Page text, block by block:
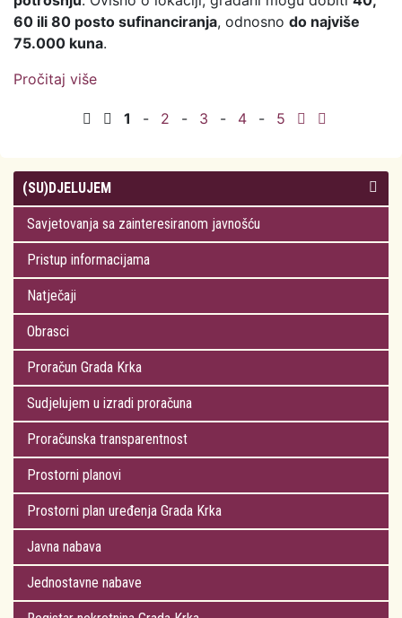
60 ili 80 posto sufinanciranja, odnosno do najviše
75.000 kuna.
Pročitaj više
1
- 2 - 3 - 4 - 5
(SU)DJELUJEM
Savjetovanja sa zainteresiranom javnošću
Pristup informacijama
Natječaji
Obrasci
Proračun Grada Krka
Sudjelujem u izradi proračuna
Proračunska transparentnost
Prostorni planovi
Prostorni plan uređenja Grada Krka
Javna nabava
Jednostavne nabave